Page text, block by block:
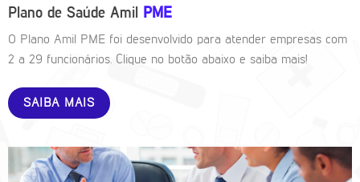
Plano de Saúde Amil PME
O Plano Amil PME foi desenvolvido para atender empresas com
2 a 29 funcionários. Clique no botão abaixo e saiba mais!
SAIBA MAIS